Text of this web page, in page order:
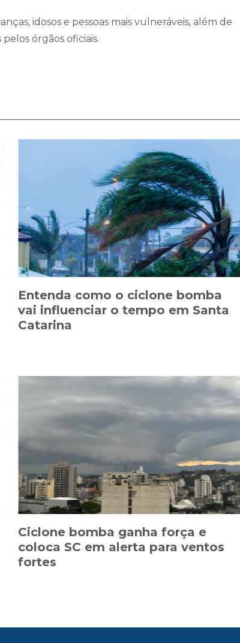
idosos e pessoas mais vulneráveis, além de
órgãos oficiais.
Entenda como o ciclone bomba
vai influenciar o tempo em Santa
Catarina
Ciclone bomba ganha força e
coloca SC em alerta para ventos
fortes